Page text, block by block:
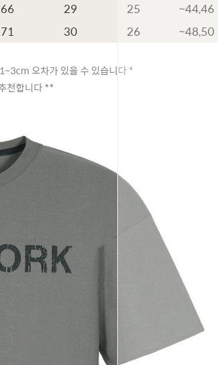
66 29 25 ~44,46
71 30 26 ~48,50
오차가 있을 수 있습니다 *
천합니다 **